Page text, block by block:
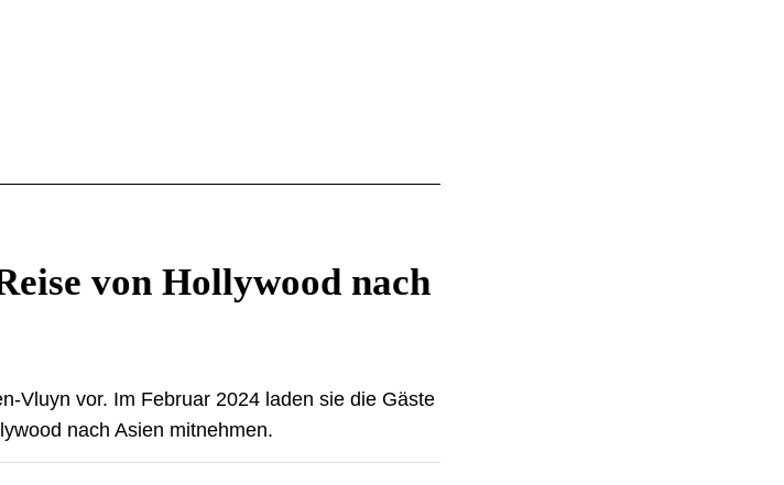
von Hollywood nach
Vluyn vor. Im Februar 2024 laden sie die Gäste
nach Asien mitnehmen.